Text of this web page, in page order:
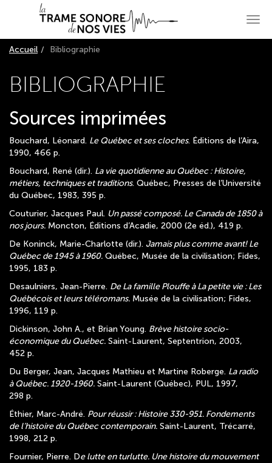
principal
principal
Accueil
Bibliographie
BIBLIOGRAPHIE
Sources imprimées
Bouchard, Léonard. Le Québec et ses cloches. Éditions de l’Aira,
1990, 466 p.
Bouchard, René (dir.). La vie quotidienne au Québec : Histoire,
métiers, techniques et traditions. Québec, Presses de l’Université
du Québec, 1983, 395 p.
Couturier, Jacques Paul. Un passé composé. Le Canada de 1850 à
nos jours. Moncton, Éditions d’Acadie, 2000 (2e éd.), 419 p.
De Koninck, Marie-Charlotte (dir.). Jamais plus comme avant! Le
Québec de 1945 à 1960. Québec, Musée de la civilisation; Fides,
1995, 183 p.
Desaulniers, Jean-Pierre. De La famille Plouffe à La petite vie : Les
Québécois et leurs téléromans. Musée de la civilisation; Fides,
1996, 119 p.
Dickinson, John A., et Brian Young. Brève histoire socio-
économique du Québec. Saint-Laurent, Septentrion, 2003,
452 p.
Du Berger, Jean, Jacques Mathieu et Martine Roberge. La radio
à Québec. 1920-1960. Saint-Laurent (Québec), PUL, 1997,
298 p.
Éthier, Marc-André. Pour réussir : Histoire 330-951. Fondements
de l’histoire du Québec contemporain. Saint-Laurent, Trécarré,
1998, 212 p.
Fournier, Pierre. De lutte en turlutte. Une histoire du mouvement